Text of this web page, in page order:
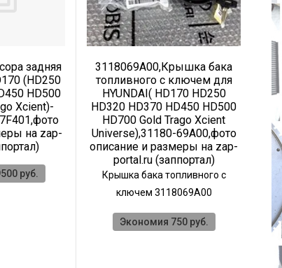
задняя
(HD250
HD500
Xcient)-
на zap-
руб.
3118069A00,Крышка бака
топливного с ключем для
HYUNDAI( HD170 HD250
HD320 HD370 HD450 HD500
HD700 Gold Trago Xcient
Universe),31180-69A00,фото
описание и размеры на zap-
portal.ru (заппортал)
Крышка бака топливного с
ключем 3118069A00
Экономия 750 руб.